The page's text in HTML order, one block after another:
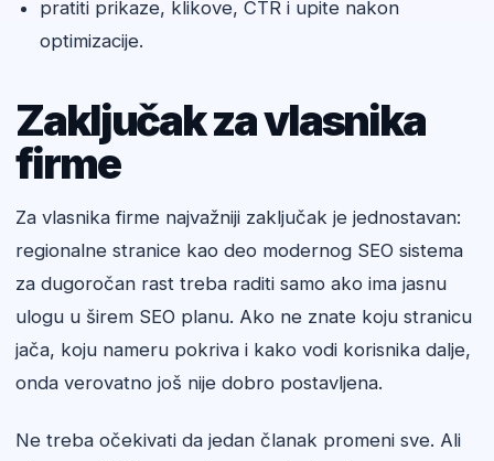
pratiti prikaze, klikove, CTR i upite nakon
optimizacije.
Zaključak za vlasnika
firme
Za vlasnika firme najvažniji zaključak je jednostavan:
regionalne stranice kao deo modernog SEO sistema
za dugoročan rast treba raditi samo ako ima jasnu
ulogu u širem SEO planu. Ako ne znate koju stranicu
jača, koju nameru pokriva i kako vodi korisnika dalje,
onda verovatno još nije dobro postavljena.
Ne treba očekivati da jedan članak promeni sve. Ali